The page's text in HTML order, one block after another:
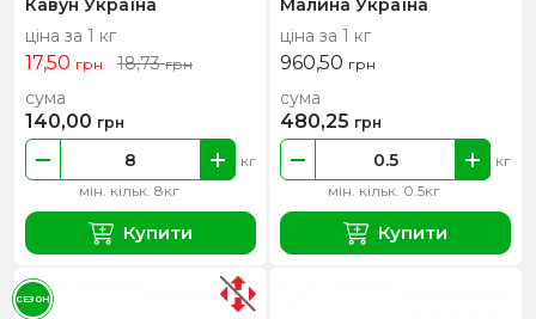
Кавун Україна
ціна за 1 кг
17,50 грн 18,73грн
мін. кільк. 8кг
кг
сума
140,00 грн
Купити
Малина Україна
ціна за 1 кг
960,50 грн
мін. кільк. 0.5кг
кг
сума
480,25 грн
Купити
СЕЗОН